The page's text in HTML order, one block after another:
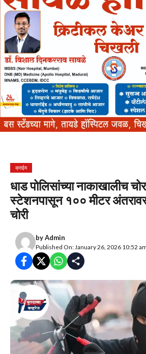
क्राईम
धाड पोलिसांच्या नाकाखालीच
स्टेशनपासून १०० मीटर
चोरी
byAdmin
Published On: January 26, 2026 10:52